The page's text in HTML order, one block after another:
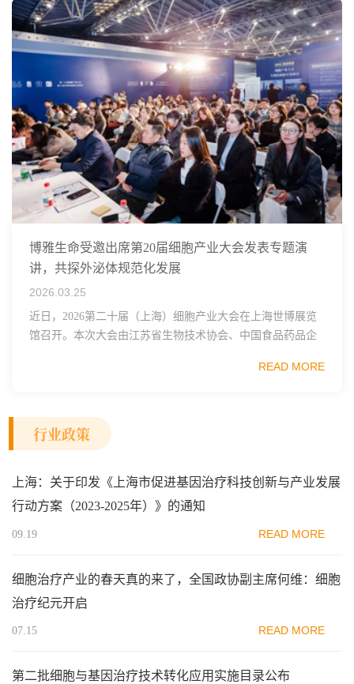
博雅生命受邀出席第20届细胞产业大会发表专题演
讲，共探外泌体规范化发展
2026.03.25
近日，2026第二十届（上海）细胞产业大会在上海世博展览
馆召开。本次大会由江苏省生物技术协会、中国食品药品企
范区生物医药行业协会、瑞士日内瓦长寿科学...
READ MORE
行业政策
上海：关于印发《上海市促进基因治疗科技创新与产业发展
行动方案（2023-2025年）》的通知
09.19 READ MORE
细胞治疗产业的春天真的来了，全国政协副主席何维：细胞
治疗纪元开启
07.15 READ MORE
第二批细胞与基因治疗技术转化应用实施目录公布